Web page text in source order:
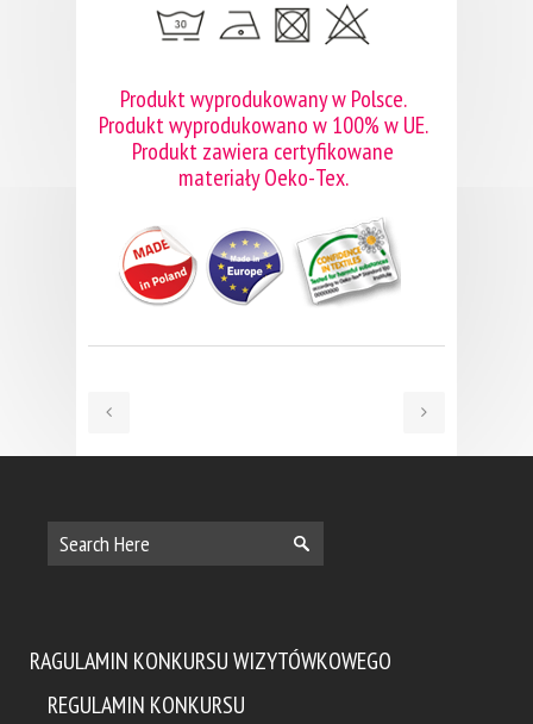
Produkt wyprodukowany w Polsce.
Produkt wyprodukowano w 100% w UE.
Produkt zawiera certyfikowane
materiały Oeko-Tex.
RAGULAMIN KONKURSU WIZYTÓWKOWEGO
REGULAMIN KONKURSU